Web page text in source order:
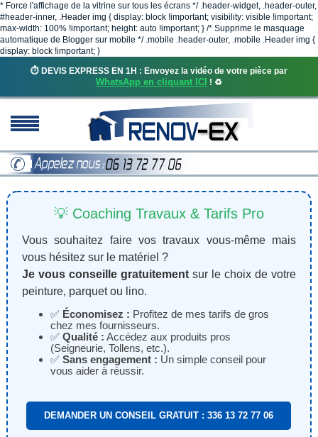
* Force l'affichage de la vitrine sur tous les écrans */ .header-widget, .header-outer,
#header-inner, .Header img { display: block !important; visibility: visible !important;
max-width: 100% !important; height: auto !important; } /* Supprime le masquage
automatique de Blogger sur mobile */ .mobile .header-outer, .mobile .Header img {
display: block !important; }
⏱️ DEVIS EXPRESS EN 1H : Envoyez la vidéo de votre pièce par
WhatsApp en cliquant ICI ! ♻️
💡 Coaching Travaux & Tarifs Pro
Vous souhaitez faire vos travaux vous-même mais
vous hésitez sur le matériel ?
Je vous conseille gratuitementsur le choix de votre
peinture, parquet ou lino.
✅ Économisez : Profitez de mes tarifs de gros
chez mes fournisseurs.
✅ Qualité : Accédez aux produits pros
(Seigneurie, Tollens, etc.).
✅ Sans engagement : Un simple conseil pour
vous aider à réussir.
DEMANDER UN CONSEIL GRATUIT : 336 13 72 77 06